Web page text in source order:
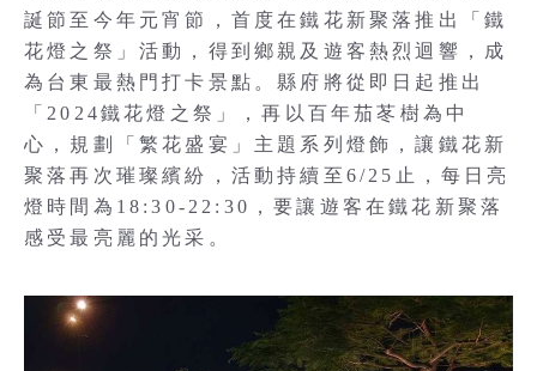
誕節至今年元宵節，首度在鐵花新聚落推出「鐵
花燈之祭」活動，得到鄉親及遊客熱烈迴響，成
為台東最熱門打卡景點。縣府將從即日起推出
「2024鐵花燈之祭」，再以百年茄苳樹為中
心，規劃「繁花盛宴」主題系列燈飾，讓鐵花新
聚落再次璀璨繽紛，活動持續至6/25止，每日亮
燈時間為18:30-22:30，要讓遊客在鐵花新聚落
感受最亮麗的光采。